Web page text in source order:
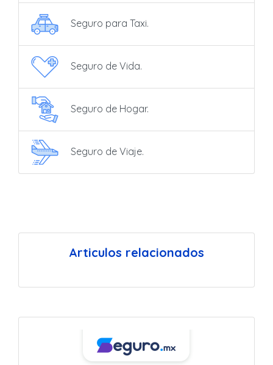
Seguro para Taxi.
Seguro de Vida.
Seguro de Hogar.
Seguro de Viaje.
Articulos relacionados